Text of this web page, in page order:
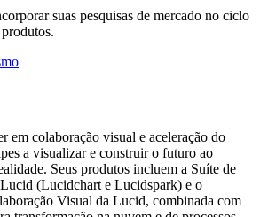
suas pesquisas de mercado no ciclo
em colaboração visual e aceleração do
a visualizar e construir o futuro ao
Seus produtos incluem a Suíte de
(Lucidchart e Lucidspark) e o
Visual da Lucid, combinada com